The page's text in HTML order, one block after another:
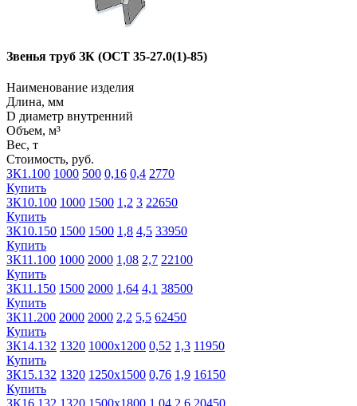
Звенья труб ЗК (ОСТ 35-27.0(1)-85)
Наименование изделия
Длина, мм
D диаметр внутренний
Объем, м³
Вес, т
Стоимость, руб.
ЗК1.100 1000 500 0,16 0,4 2770
Купить
ЗК10.100 1000 1500 1,2 3 22650
Купить
ЗК10.150 1500 1500 1,8 4,5 33950
Купить
ЗК11.100 1000 2000 1,08 2,7 22100
Купить
ЗК11.150 1500 2000 1,64 4,1 38500
Купить
ЗК11.200 2000 2000 2,2 5,5 62450
Купить
ЗК14.132 1320 1000х1200 0,52 1,3 11950
Купить
ЗК15.132 1320 1250х1500 0,76 1,9 16150
Купить
ЗК16.132 1320 1500х1800 1,04 2,6 20450